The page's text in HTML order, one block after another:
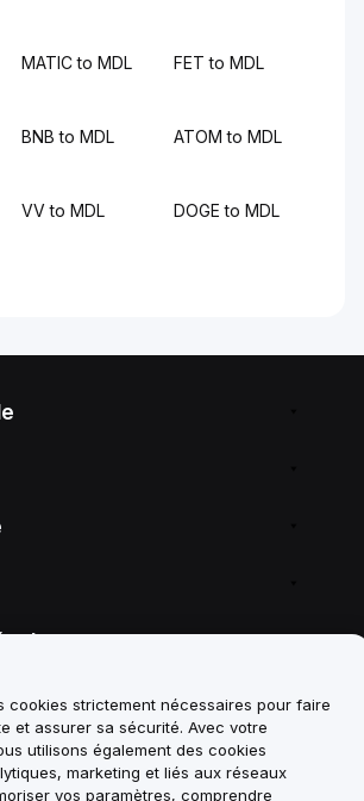
MATIC to MDL FET to MDL
BNB to MDL ATOM to MDL
VV to MDL DOGE to MDL
All rights reserved.
| Conditions de
legales | Centre de
de cookies
cookies strictement nécessaires pour faire
et assurer sa sécurité. Avec votre
utilisons également des cookies
marketing et liés aux réseaux
vos paramètres, comprendre